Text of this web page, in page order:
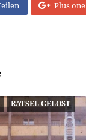
Plus one
RÄTSEL GELÖST